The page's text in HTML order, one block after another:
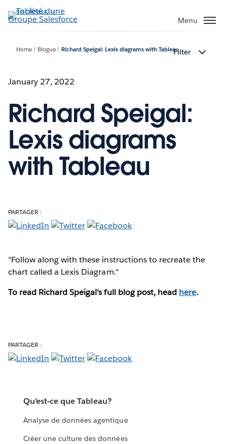
Aller
au
Menu
Home Blogue Richard Speigal: Lexis diagrams with TableauFilter
January 27, 2022
Richard Speigal:
Lexis diagrams
with Tableau
PARTAGER :
"Follow along with these instructions to recreate the
chart called a Lexis Diagram."
To read Richard Speigal's full blog post, head here.
PARTAGER :
Qu’est-ce que Tableau?
Analyse de données agentique
Créer une culture des données